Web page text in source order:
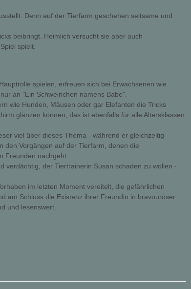
Denn auf der Tierfarm geschehen seltsame und
beibringt. Heimlich versucht sie aber auch
spielt.
spielen, erfreuen sich bei Erwachsenen wie
an "Ein Schweinchen namens Babe".
wie Hunden, Mäusen oder gar Elefanten die Tricks
glänzen können, das ist ebenfalls für alle Altersklassen
viel über dieses Thema - während er gleichzeitig
den Vorgängen auf der Tierfarm, denen die
Freunden nachgeht.
verdächtig, der Tiertrainerin Susan schaden zu wollen -
im letzten Moment vereitelt, die gefährlichen
am Schluss die Existenz ihrer Freundin in bravouröser
und lesenswert.